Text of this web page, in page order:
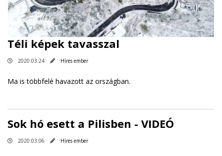
Téli képek tavasszal
2020.03.24 Híres ember
Ma is többfelé havazott az országban.
Sok hó esett a Pilisben - VIDEÓ
2020.03.06 Híres ember